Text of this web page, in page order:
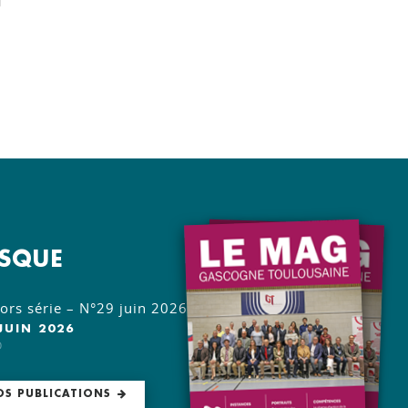
série – N°29 juin 2026
2026
PUBLICATIONS